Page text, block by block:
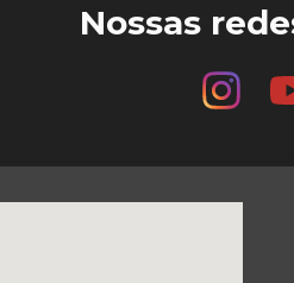
Nossas